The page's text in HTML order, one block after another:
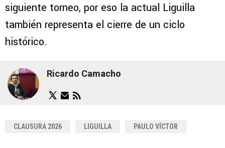
siguiente torneo, por eso la actual Liguilla
también representa el cierre de un ciclo
histórico.
Ricardo Camacho
CLAUSURA 2026 LIGUILLA PAULO VÍCTOR